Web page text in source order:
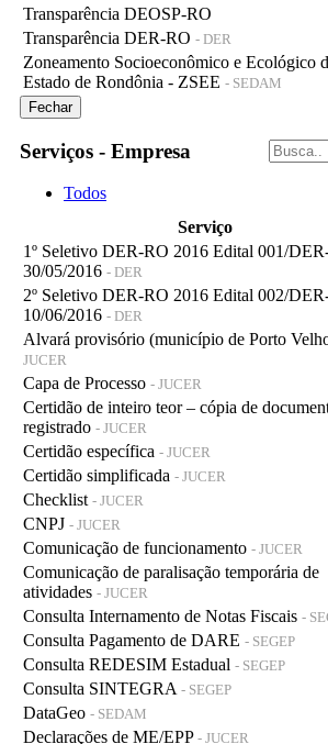
Transparência DEOSP-RO
Transparência DER-RO - DER
Zoneamento Socioeconômico e Ecológico
Estado de Rondônia - ZSEE - SEDAM
Fechar
Serviços - Empresa
Todos
Serviço
1º Seletivo DER-RO 2016 Edital 001/
30/05/2016 - DER
2º Seletivo DER-RO 2016 Edital 002/
10/06/2016 - DER
Alvará provisório (município de Porto
JUCER
Capa de Processo - JUCER
Certidão de inteiro teor – cópia de
registrado - JUCER
Certidão específica - JUCER
Certidão simplificada - JUCER
Checklist - JUCER
CNPJ - JUCER
Comunicação de funcionamento - JUCER
Comunicação de paralisação temporária de
atividades - JUCER
Consulta Internamento de Notas Fiscais -
Consulta Pagamento de DARE - SEGEP
Consulta REDESIM Estadual - SEGEP
Consulta SINTEGRA - SEGEP
DataGeo - SEDAM
Declarações de ME/EPP - JUCER